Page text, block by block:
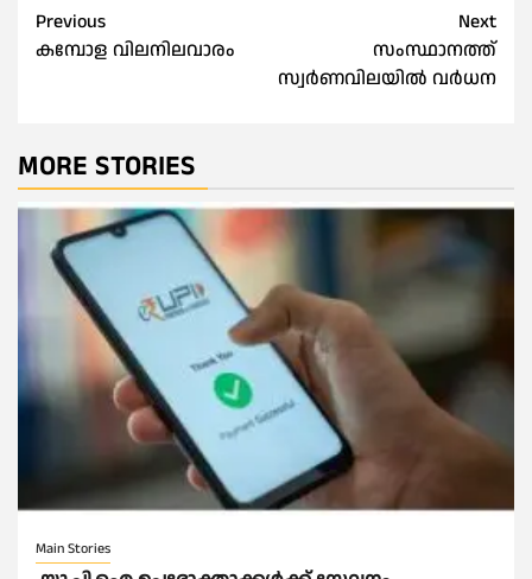
Post
navigation
Previous
കമ്പോള വിലനിലവാരം
Next
സംസ്ഥാനത്ത്
സ്വർണവിലയിൽ വർധന
MORE STORIES
Main Stories